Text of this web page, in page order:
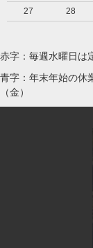
27
28
赤字：毎週水曜日は
青字：年末年始の休
（金）